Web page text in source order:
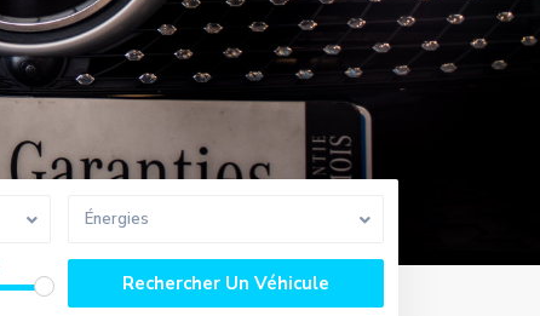
Énergies